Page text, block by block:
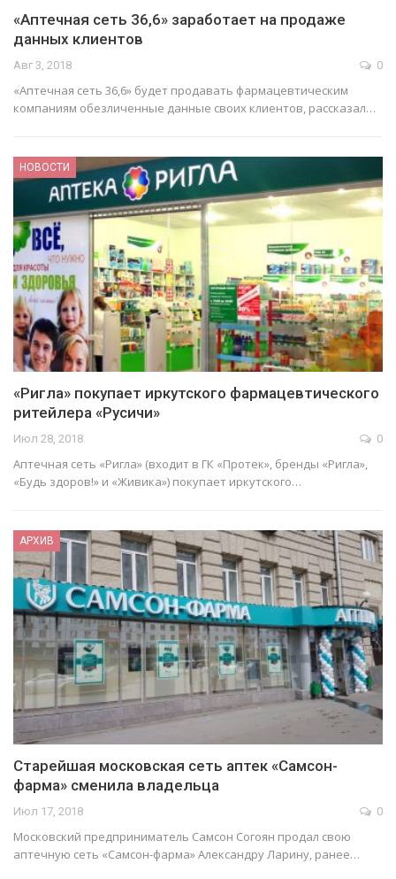
«Аптечная сеть 36,6» заработает на продаже
данных клиентов
Авг 3, 2018 0
«Аптечная сеть 36,6» будет продавать фармацевтическим
компаниям обезличенные данные своих клиентов, рассказал…
НОВОСТИ
«Ригла» покупает иркутского фармацевтического
ритейлера «Русичи»
Июл 28, 2018 0
Аптечная сеть «Ригла» (входит в ГК «Протек», бренды «Ригла»,
«Будь здоров!» и «Живика») покупает иркутского…
АРХИВ
Старейшая московская сеть аптек «Самсон-
фарма» сменила владельца
Июл 17, 2018 0
Московский предприниматель Самсон Согоян продал свою
аптечную сеть «Самсон-фарма» Александру Ларину, ранее…